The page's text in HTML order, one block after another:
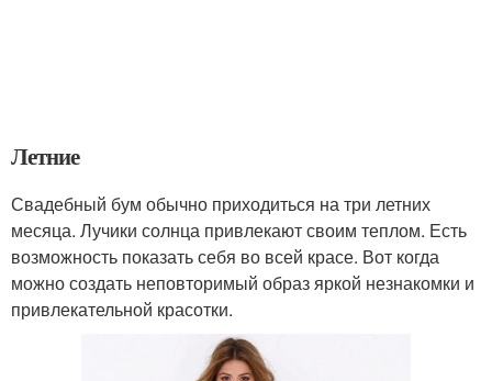
Летние
Свадебный бум обычно приходиться на три летних
месяца. Лучики солнца привлекают своим теплом. Есть
возможность показать себя во всей красе. Вот когда
можно создать неповторимый образ яркой незнакомки и
привлекательной красотки.